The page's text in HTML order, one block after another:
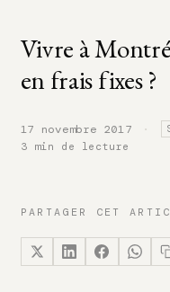
Vivre à
en frais fixes ?
17 novembre 2017 ·
3 min de lecture
PARTAGER CET